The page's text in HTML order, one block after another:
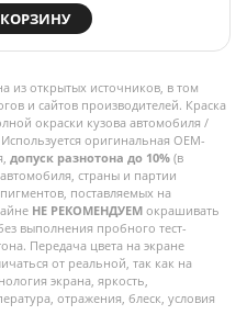
из открытых источников, в том
и сайтов производителей. Краска
окраски кузова автомобиля /
оригинальная OEM-
допуск разнотона до 10% (в
страны и партии
поставляемых на
НЕ РЕКОМЕНДУЕМ окрашивать
выполнения пробного тест-
Передача цвета на экране
от реальной, так как на
экрана, яркость,
отражения, блеск, условия